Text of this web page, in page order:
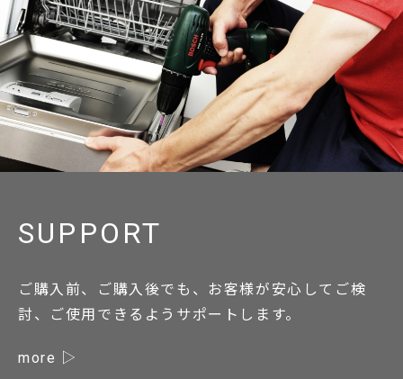
SUPPORT
ご購入前、ご購入後でも、お客様が安心してご検
討、ご使用できるようサポートします。
more